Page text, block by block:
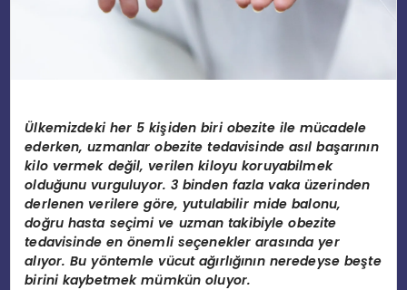
Ülkemizdeki her 5 kişiden biri obezite ile mücadele
ederken, uzmanlar obezite tedavisinde asıl başarının
kilo vermek değil, verilen kiloyu koruyabilmek
olduğunu vurguluyor. 3 binden fazla vaka üzerinden
derlenen verilere göre, yutulabilir mide balonu,
doğru hasta seçimi ve uzman takibiyle obezite
tedavisinde en önemli seçenekler arasında yer
alıyor. Bu yöntemle vücut ağırlığının neredeyse beşte
birini kaybetmek mümkün oluyor.